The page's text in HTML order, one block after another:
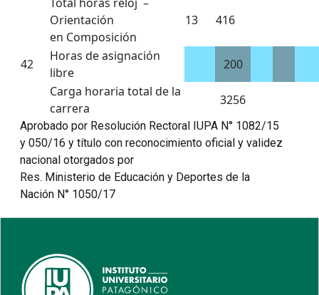
Orientación
en Composición
13 416
42
Horas de asignación
libre
200
Carga horaria total de la
carrera
3256
Aprobado por Resolución Rectoral IUPA N° 1082/15
y 050/16 y título con reconocimiento oficial y validez
nacional otorgados por
Res. Ministerio de Educación y Deportes de la
Nación N° 1050/17